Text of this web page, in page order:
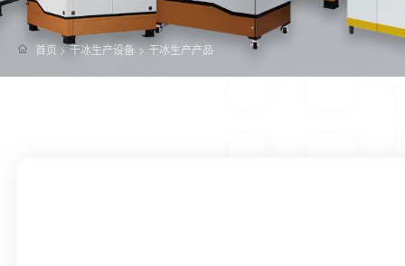
首页 > 干冰生产设备 > 干冰生产产品